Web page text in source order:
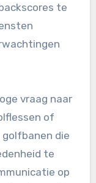
te
vraag naar
of
die
te
op